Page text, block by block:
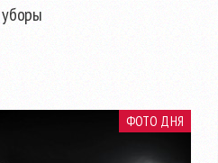
ФОТО ДНЯ